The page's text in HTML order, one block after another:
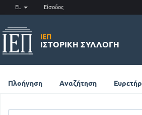
EL Είσοδος
ΙΕΠ
ΙΣΤΟΡΙΚΉ ΣΥΛΛΟΓΉ
Πλοήγηση Αναζήτηση